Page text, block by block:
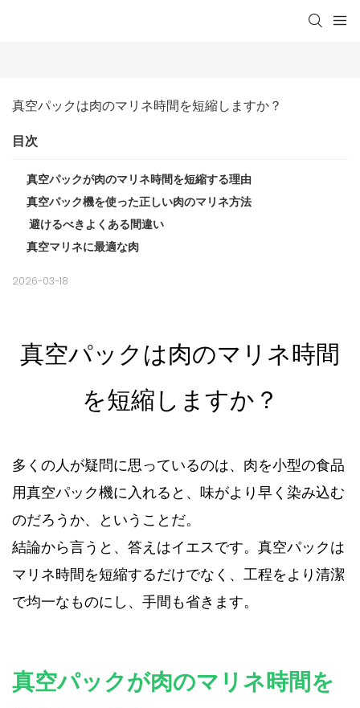
真空パックは肉のマリネ時間を短縮しますか？
目次
真空パックが肉のマリネ時間を短縮する理由
真空パック機を使った正しい肉のマリネ方法
避けるべきよくある間違い
真空マリネに最適な肉
2026-03-18
真空パックは肉のマリネ時間
を短縮しますか？
多くの人が疑問に思っているのは、肉を小型の食品
用真空パック機に入れると、味がより早く染み込む
のだろうか、ということだ。
結論から言うと、答えはイエスです。真空パックは
マリネ時間を短縮するだけでなく、工程をより清潔
で均一なものにし、手間も省きます。
真空パックが肉のマリネ時間を